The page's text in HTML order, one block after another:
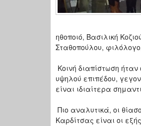
ηθοποιό, Βασιλική
Σταθοπούλου,
Κοινή διαπίστωση
υψηλού επιπέδου,
είναι ιδιαίτερα
Πιο αναλυτικά, οι
Καρδίτσας είναι οι